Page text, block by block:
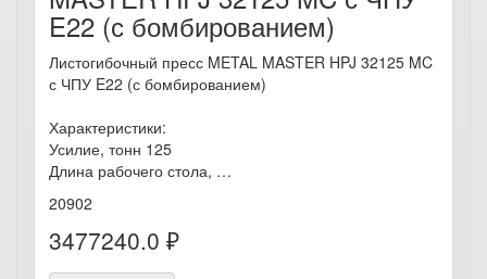
E22 (с бомбированием)
Листогибочный пресс METAL MASTER HPJ 32125 MC
с ЧПУ E22 (с бомбированием)
Характеристики:
Усилие, тонн 125
Длина рабочего стола, …
20902
3477240.0 ₽